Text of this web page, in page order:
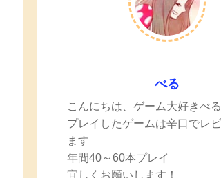
べる
こんにちは、ゲーム大好きべる
プレイしたゲームは辛口でレ
ます
年間40～60本プレイ
宜しくお願いします！